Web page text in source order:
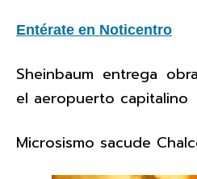
Entérate en Noticentro
Sheinbaum entrega
el aeropuerto capitalino
Microsismo sacude